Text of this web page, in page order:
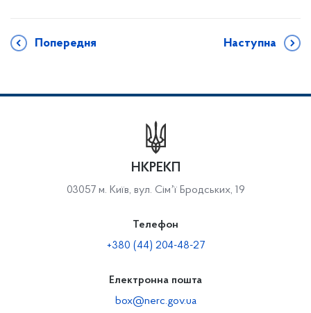
Попередня Наступна
НКРЕКП
03057 м. Київ, вул. Сімʼї Бродських, 19
Телефон
+380 (44) 204-48-27
Електронна пошта
box@nerc.gov.ua